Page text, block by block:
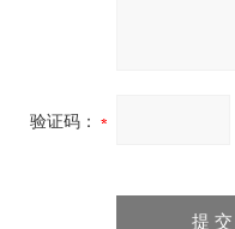
验证码：